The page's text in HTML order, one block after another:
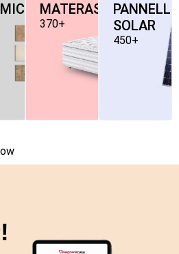
MATERASSI
370+
PANNELLI-
SOLAR
450+